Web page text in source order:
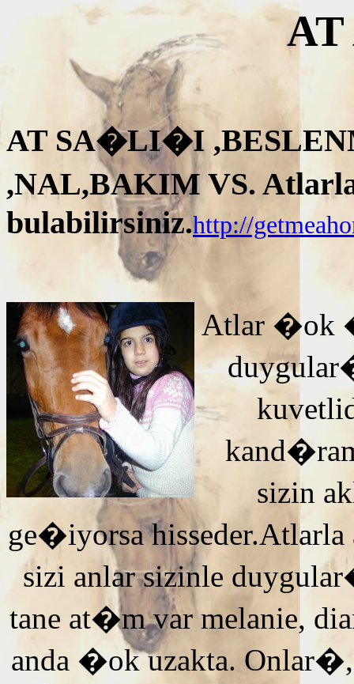
AT SA�LI�I
,NAL,BAKIM VS.
bulabilirsiniz.http://
Atlar �ok
sizin
ge�iyorsa
sizi anlar sizinle
tane at�m var melanie,
anda �ok uzakta.